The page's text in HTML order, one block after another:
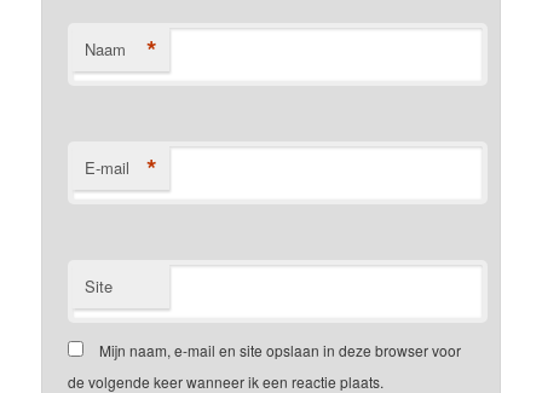
Naam *
E-mail *
Site
Mijn naam, e-mail en site opslaan in deze browser voor
de volgende keer wanneer ik een reactie plaats.